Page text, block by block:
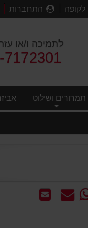
לקופה התחברות
לתמיכה ו/או
טלפון:
7172301
תמרורים ושילוט
שלח
שאל